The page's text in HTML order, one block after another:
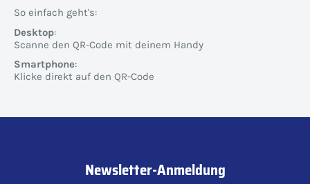
So einfach geht's:
Desktop:
Scanne den QR-Code mit deinem Handy
Smartphone:
Klicke direkt auf den QR-Code
Newsletter-Anmeldung